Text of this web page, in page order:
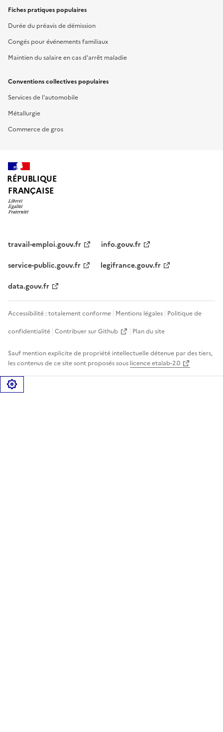
Fiches pratiques populaires
Durée du préavis de démission
Congés pour événements familiaux
Maintien du salaire en cas d'arrêt maladie
Conventions collectives populaires
Services de l'automobile
Métallurgie
Commerce de gros
RÉPUBLIQUE
FRANÇAISE
travail-emploi.gouv.fr
info.gouv.fr
service-public.gouv.fr
legifrance.gouv.fr
data.gouv.fr
Accessibilité : totalement conforme Mentions légales Politique de
confidentialité Contribuer sur Github Plan du site
Sauf mention explicite de propriété intellectuelle détenue par des tiers,
les contenus de ce site sont proposés sous licence etalab-2.0
Gérer les cookies